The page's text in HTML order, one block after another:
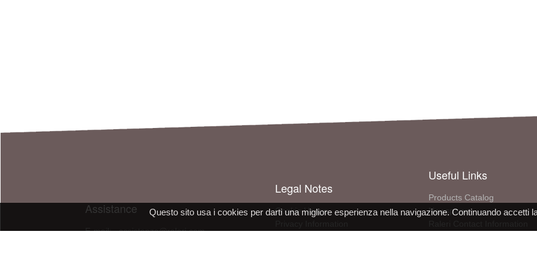
Questo sito usa i cookies per darti una migliore esperienza nella navigazione. Continuando accetti
Assistance
E-mail: assistenza@raleri.com
Legal Notes
Cookie Usage
Useful Links
Products Catalog
Newspage